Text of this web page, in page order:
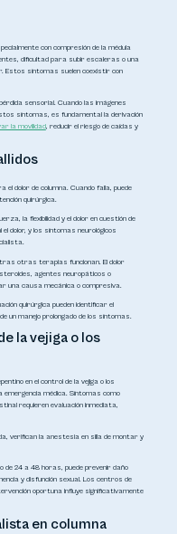
con compresión de la médula
dificultad para subir escaleras o una
Estos síntomas suelen coexistir con
sensorial. Cuando las imágenes
síntomas, es fundamental la derivación
la movilidad, reducir el riesgo de caídas y
dolor de columna. Cuando falla, puede
quirúrgica.
la flexibilidad y el dolor en cuestión de
dolor, y los síntomas neurológicos
otras terapias funcionan. El dolor
agentes neuropáticos o
una causa mecánica o compresiva.
quirúrgica pueden identificar el
un manejo prolongado de los síntomas.
la vejiga o los
en el control de la vejiga o los
emergencia médica. Síntomas como
requieren evaluación inmediata,
verifican la anestesia en silla de montar y
de 24 a 48 horas, puede prevenir daño
y disfunción sexual. Los centros de
oportuna influye significativamente
en columna